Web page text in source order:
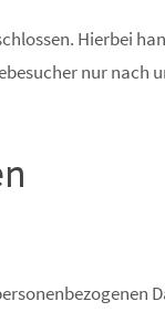
Hierbei
nur nach